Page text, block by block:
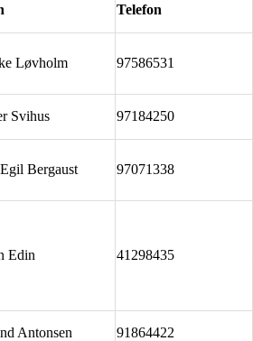
Telefon
Løvholm 97586531
Svihus 97184250
Bergaust 97071338
Edin 41298435
Antonsen 91864422